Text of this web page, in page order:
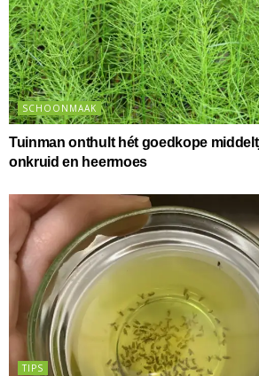
SCHOONMAAK
Tuinman onthult hét goedkope
onkruid en heermoes
TIPS